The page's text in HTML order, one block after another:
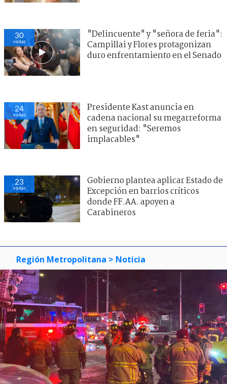
30
visitas
"Delincuente" y "señora de feria":
Campillai y Flores protagonizan
duro enfrentamiento en el Senado
24
visitas
Presidente Kast anuncia en
cadena nacional su megarreforma
en seguridad: "Seremos
implacables"
23
visitas
Gobierno plantea aplicar Estado de
Excepción en barrios críticos
donde FF.AA. apoyen a
Carabineros
Región Metropolitana > Noticia